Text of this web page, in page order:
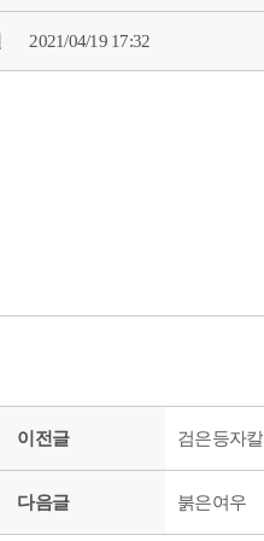
2021/04/19 17:32
이전글 검은등자칼
다음글 붉은여우